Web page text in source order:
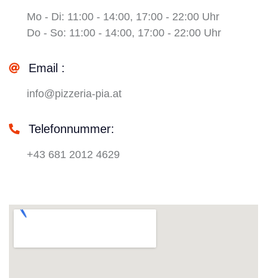
Mo - Di: 11:00 - 14:00, 17:00 - 22:00 Uhr
Do - So: 11:00 - 14:00, 17:00 - 22:00 Uhr
Email :
info@pizzeria-pia.at
Telefonnummer:
+43 681 2012 4629